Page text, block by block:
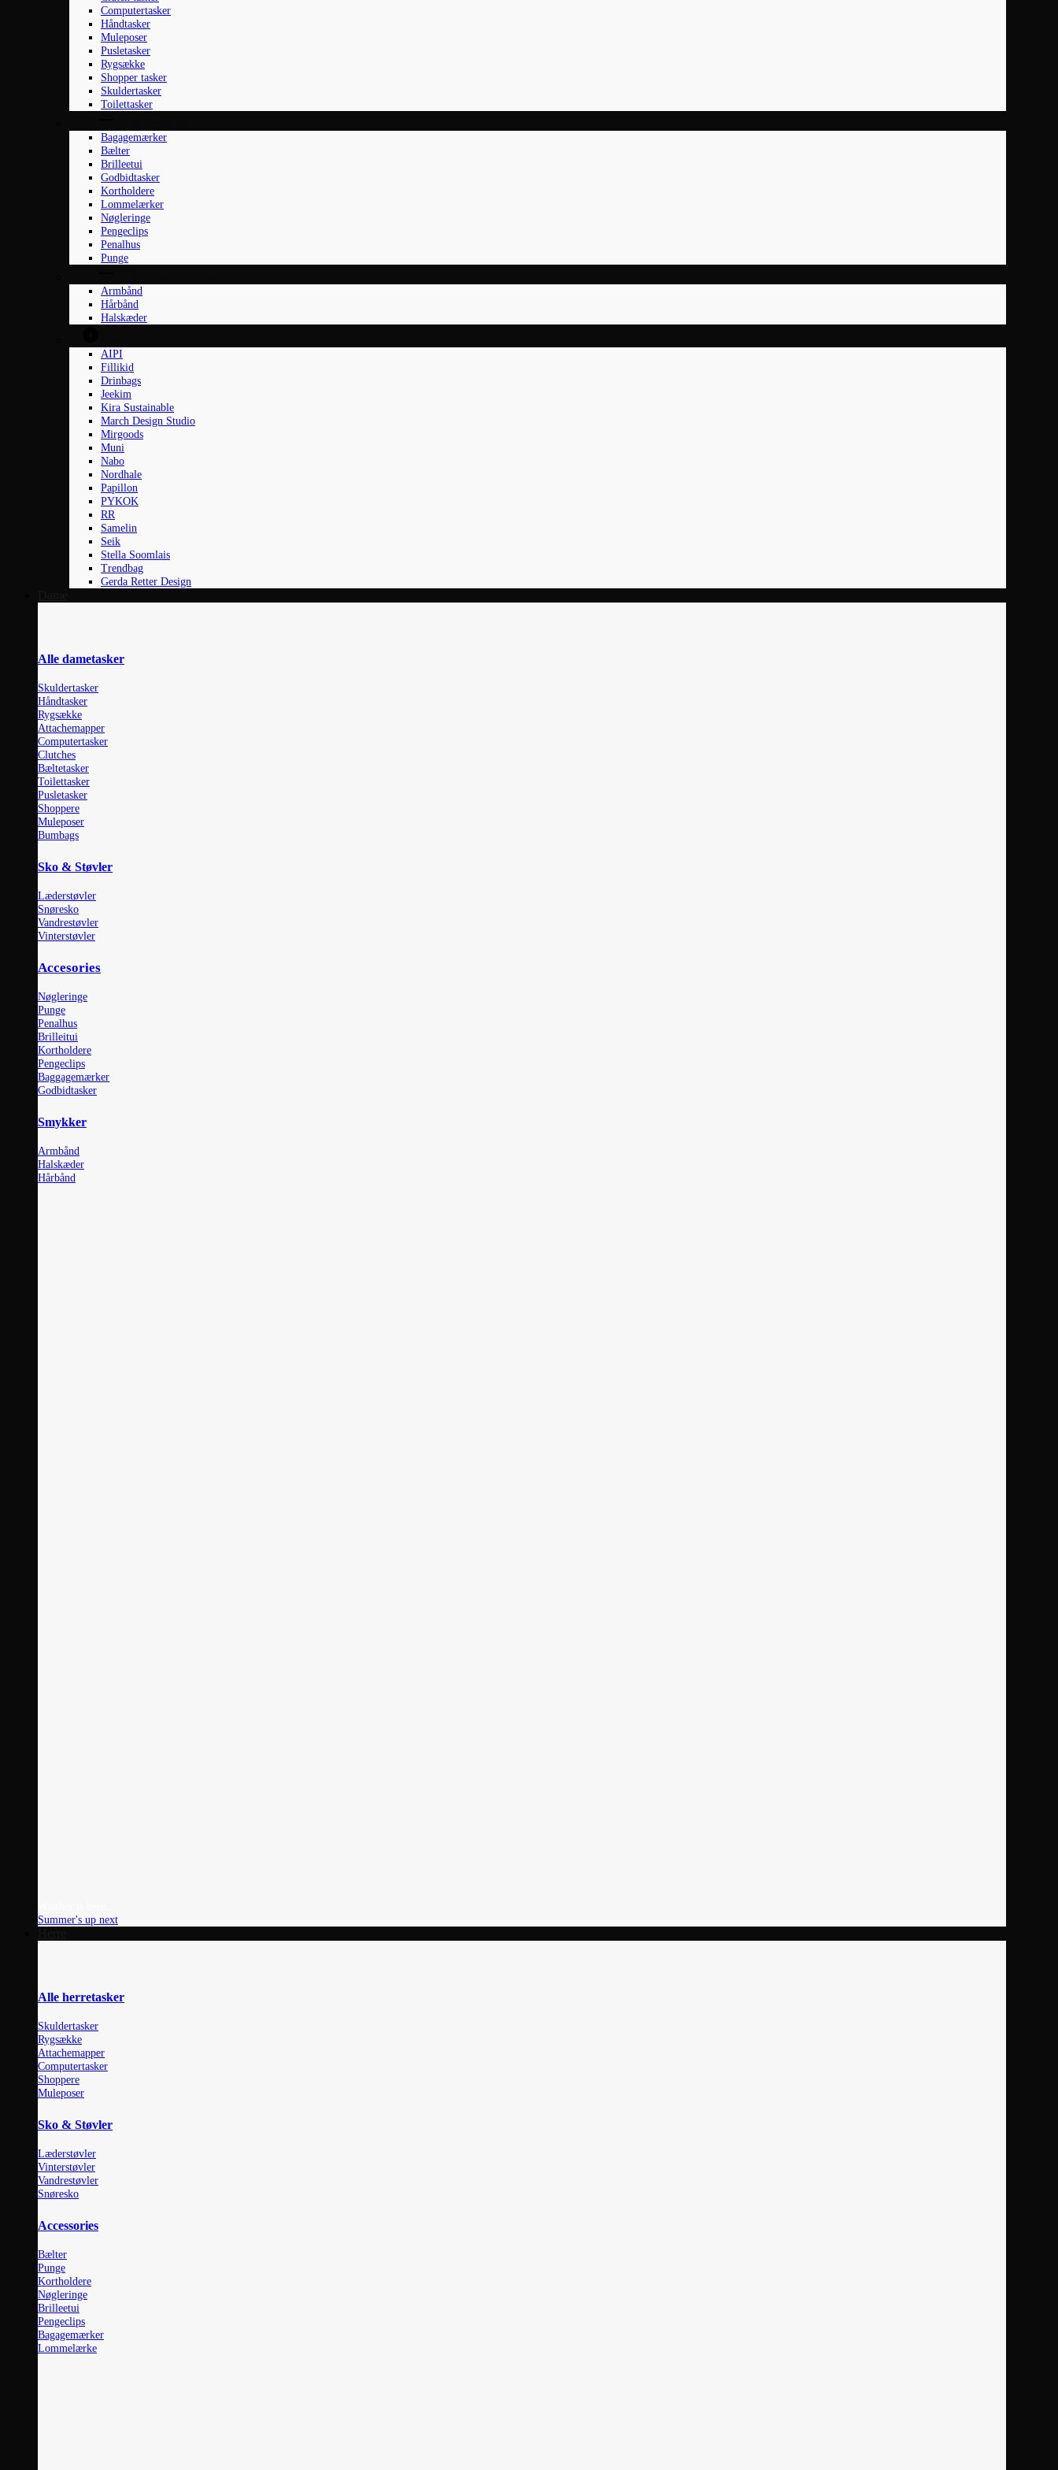
Computertasker
Håndtasker
Muleposer
Pusletasker
Rygsække
Shopper tasker
Skuldertasker
Toilettasker
Bagagemærker
Bælter
Brilleetui
Godbidtasker
Kortholdere
Lommelærker
Nøgleringe
Pengeclips
Penalhus
Punge
Armbånd
Hårbånd
Halskæder
AIPI
Fillikid
Drinbags
Jeekim
Kira Sustainable
March Design Studio
Mirgoods
Muni
Nabo
Nordhale
Papillon
PYKOK
RR
Samelin
Seik
Stella Soomlais
Trendbag
Gerda Retter Design
Alle dametasker
Skuldertasker
Håndtasker
Rygsække
Attachemapper
Computertasker
Clutches
Bæltetasker
Toilettasker
Pusletasker
Shoppere
Muleposer
Bumbags
Sko & Støvler
Læderstøvler
Snøresko
Vandrestøvler
Vinterstøvler
Accesories
Nøgleringe
Punge
Penalhus
Brilleitui
Kortholdere
Pengeclips
Baggagemærker
Godbidtasker
Smykker
Armbånd
Halskæder
Hårbånd
Summer's up next
Alle herretasker
Skuldertasker
Rygsække
Attachemapper
Computertasker
Shoppere
Muleposer
Sko & Støvler
Læderstøvler
Vinterstøvler
Vandrestøvler
Snøresko
Accessories
Bælter
Punge
Kortholdere
Nøgleringe
Brilleetui
Pengeclips
Bagagemærker
Lommelærke